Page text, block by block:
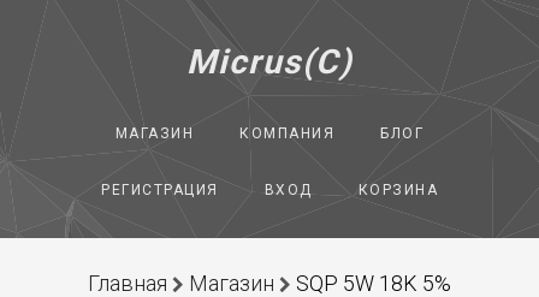
Micrus(C)
МАГАЗИН КОМПАНИЯ БЛОГ
РЕГИСТРАЦИЯ ВХОД КОРЗИНА
Главная Магазин
SQP 5W 18K 5%